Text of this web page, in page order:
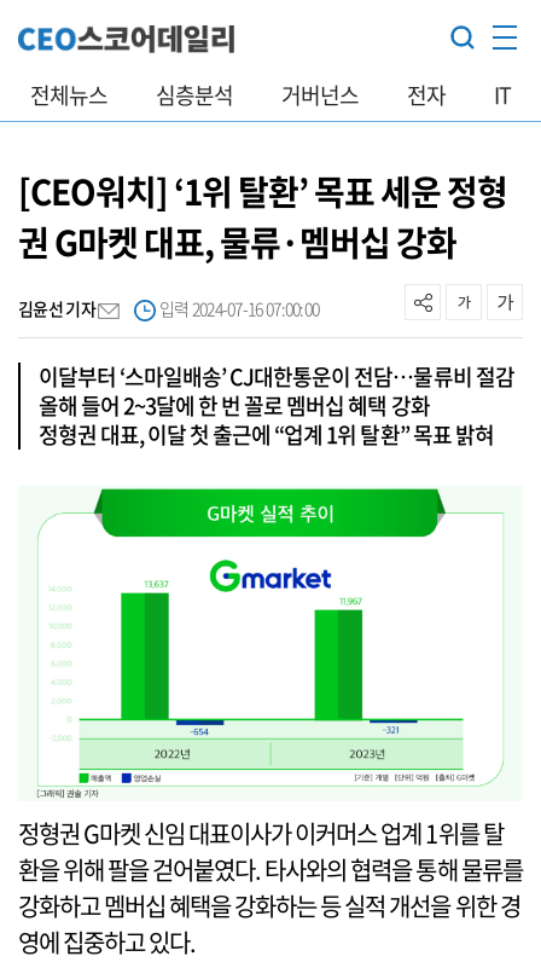
전체뉴스 심층분석 거버넌스 전자 IT
[CEO워치] ‘1위 탈환’ 목표 세운 정형
권 G마켓 대표, 물류·멤버십 강화
김윤선 기자 입력 2024-07-16 07:00:00
이달부터 ‘스마일배송’ CJ대한통운이 전담…물류비 절감
올해 들어 2~3달에 한 번 꼴로 멤버십 혜택 강화
정형권 대표, 이달 첫 출근에 “업계 1위 탈환” 목표 밝혀
정형권 G마켓 신임 대표이사가 이커머스 업계 1위를 탈
환을 위해 팔을 걷어붙였다. 타사와의 협력을 통해 물류를
강화하고 멤버십 혜택을 강화하는 등 실적 개선을 위한 경
영에 집중하고 있다.